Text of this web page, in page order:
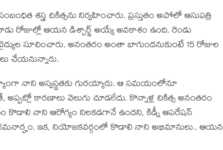
శస్త్ర చికిత్సను నిర్వహించారు. ప్రస్తుతం అపోలో ఆసుపత్రి
రోజుల్లో ఆయన డిశ్చార్జ్ అయ్యే అవకాశం ఉంది. రెండు
సూచించారు. అనంతరం అంతా బాగుందనుకుంటే 15 రోజుల
చేయనున్నారు.
నాని అస్వ‌స్థ‌త‌కు గుర‌య్యారు. ఆ స‌మ‌యంలోనూ
కార‌ణాలు వెలుగు చూడ‌లేదు. కొన్నాళ్ల చికిత్స అనంత‌రం
కొడాలి నాని ఆరోగ్యం నిల‌క‌డ‌గానే ఉంద‌ని, కిడ్నీ ఆప‌రేష‌న్
ఇక‌, నియోజ‌క‌వ‌ర్గంలో కొడాలి నాని అభిమానులు.. ఆయ‌న